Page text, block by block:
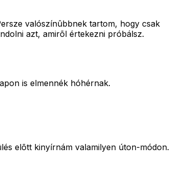
valószínûbbnek tartom, hogy csak
azt, amirõl értekezni próbálsz.
is elmennék hóhérnak.
elõtt kinyírnám valamilyen úton-módon.